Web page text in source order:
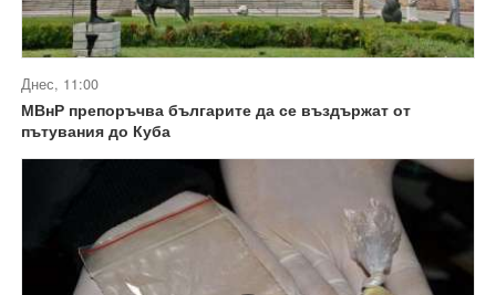
Днес, 11:00
МВнР препоръчва българите да се въздържат от
пътувания до Куба